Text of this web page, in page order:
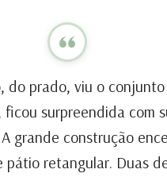
do prado, viu o
ficou surpreendida com
grande construção
pátio retangular. Duas